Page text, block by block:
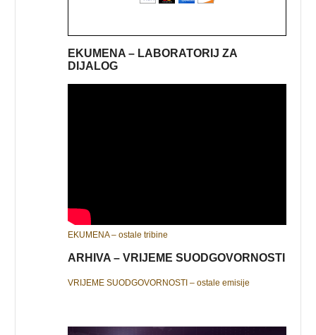
EKUMENA – LABORATORIJ ZA
DIJALOG
EKUMENA – ostale tribine
ARHIVA – VRIJEME SUODGOVORNOSTI
VRIJEME SUODGOVORNOSTI – ostale emisije